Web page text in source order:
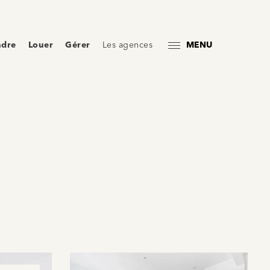
Louer Gérer Les agences MENU